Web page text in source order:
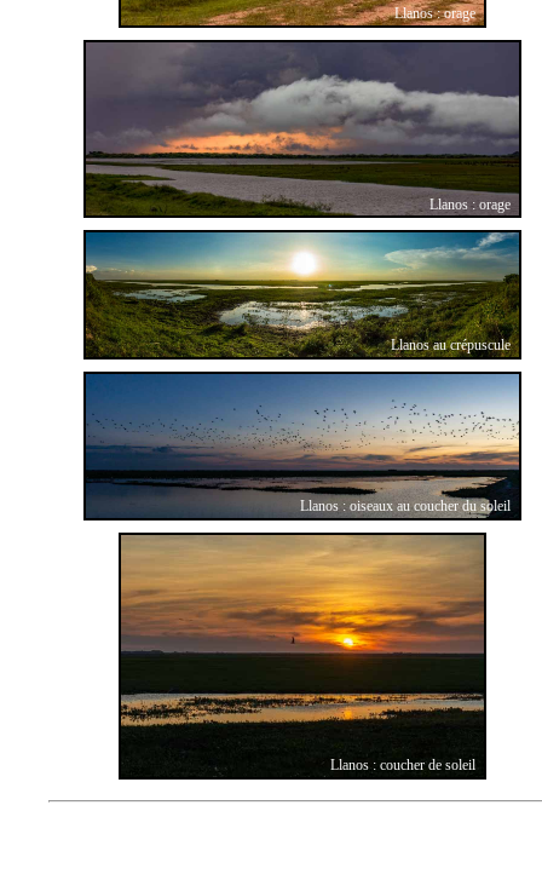
Llanos : orage
Llanos : orage
Llanos au crépuscule
Llanos : oiseaux au coucher du soleil
Llanos : coucher de soleil